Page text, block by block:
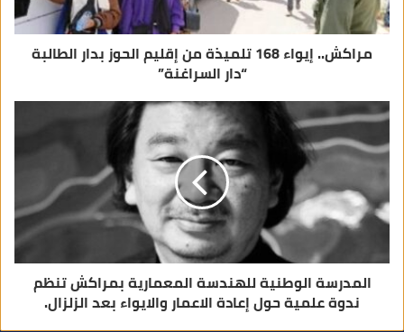
ي
مراكش.. إيواء 168 تلميذة من إقليم الحوز بدار الطالبة
“دار السراغنة”
المدرسة الوطنية للهندسة المعمارية بمراكش تنظم
ندوة علمية حول إعادة الاعمار والايواء بعد الزلزال.